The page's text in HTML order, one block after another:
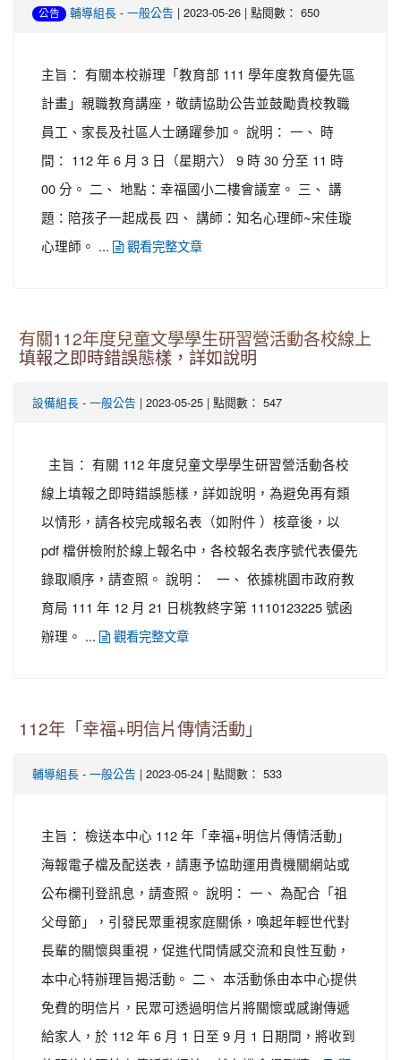
公告 輔導組長 - 一般公告 | 2023-05-26 | 點閱數： 650
主旨： 有關本校辦理「教育部 111 學年度教育優先區
計畫」親職教育講座，敬請協助公告並鼓勵貴校教職
員工、家長及社區人士踴躍參加。 說明： 一、 時
間： 112 年 6 月 3 日（星期六） 9 時 30 分至 11 時
00 分。 二、 地點：幸福國小二樓會議室。 三、 講
題：陪孩子一起成長 四、 講師：知名心理師~宋佳璇
心理師。 ...
觀看完整文章
有關112年度兒童文學學生研習營活動各校線上
填報之即時錯誤態樣，詳如說明
設備組長 - 一般公告 | 2023-05-25 | 點閱數： 547
主旨： 有關 112 年度兒童文學學生研習營活動各校
線上填報之即時錯誤態樣，詳如說明，為避免再有類
以情形，請各校完成報名表（如附件 ）核章後，以
pdf 檔併檢附於線上報名中，各校報名表序號代表優先
錄取順序，請查照。 說明： 一、 依據桃園市政府教
育局 111 年 12 月 21 日桃教終字第 1110123225 號函
辦理。 ...
觀看完整文章
112年「幸福+明信片傳情活動」
輔導組長 - 一般公告 | 2023-05-24 | 點閱數： 533
主旨： 檢送本中心 112 年「幸福+明信片傳情活動」
海報電子檔及配送表，請惠予協助運用貴機關網站或
公布欄刊登訊息，請查照。 說明： 一、 為配合「祖
父母節」，引發民眾重視家庭關係，喚起年輕世代對
長輩的關懷與重視，促進代間情感交流和良性互動，
本中心特辦理旨揭活動。 二、 本活動係由本中心提供
免費的明信片，民眾可透過明信片將關懷或感謝傳遞
給家人，於 112 年 6 月 1 日至 9 月 1 日期間，將收到